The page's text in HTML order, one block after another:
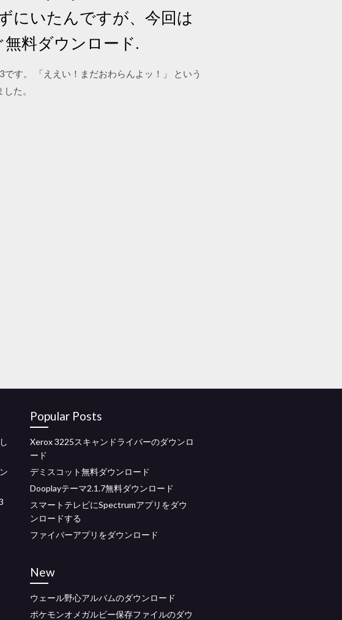
にいたんですが、今回は
料ダウンロード.
す。 「ええい！まだおわらんよッ！」 という
た。
Popular Posts
Xerox 3225スキャンドライバーのダウンロ
ード
デミスコット無料ダウンロード
Dooplayテーマ2.1.7無料ダウンロード
スマートテレビにSpectrumアプリをダウ
ンロードする
ファイバーアプリをダウンロード
New
ウェール野心アルバムのダウンロード
ポケモンオメガルビー保存ファイルのダウ